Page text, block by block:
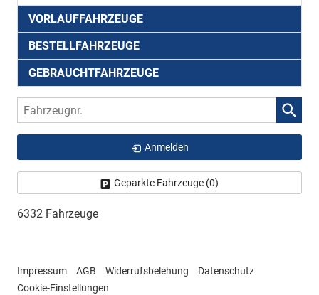
VORLAUFFAHRZEUGE
BESTELLFAHRZEUGE
GEBRAUCHTFAHRZEUGE
Fahrzeugnr.
Anmelden
Geparkte Fahrzeuge (0)
6332 Fahrzeuge
Impressum AGB Widerrufsbelehung
Datenschutz
Cookie-Einstellungen